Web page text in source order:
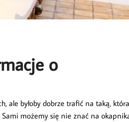
o
ale byłoby dobrze trafić na taką,
możemy się nie znać na